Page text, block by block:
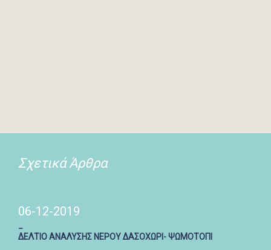
Σχετικά Άρθρα
06-12-2019
ΔΕΛΤΙΟ ΑΝΑΛΥΣΗΣ ΝΕΡΟΥ ΔΑΣΟΧΩΡΙ- ΨΩΜΟΤΟΠΙ